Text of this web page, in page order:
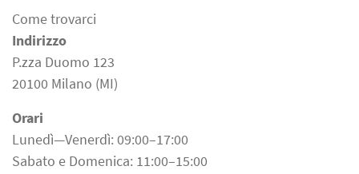
Come trovarci
Indirizzo
P.zza Duomo 123
20100 Milano (MI)
Orari
Lunedì—Venerdì: 09:00–17:00
Sabato e Domenica: 11:00–15:00